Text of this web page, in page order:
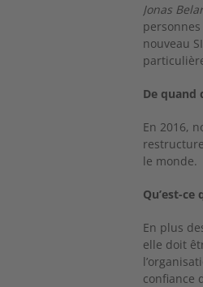
Jonas
nouveau
De quand
En 2016,
le monde.
Qu’est-ce
En plus
elle doit
confiance